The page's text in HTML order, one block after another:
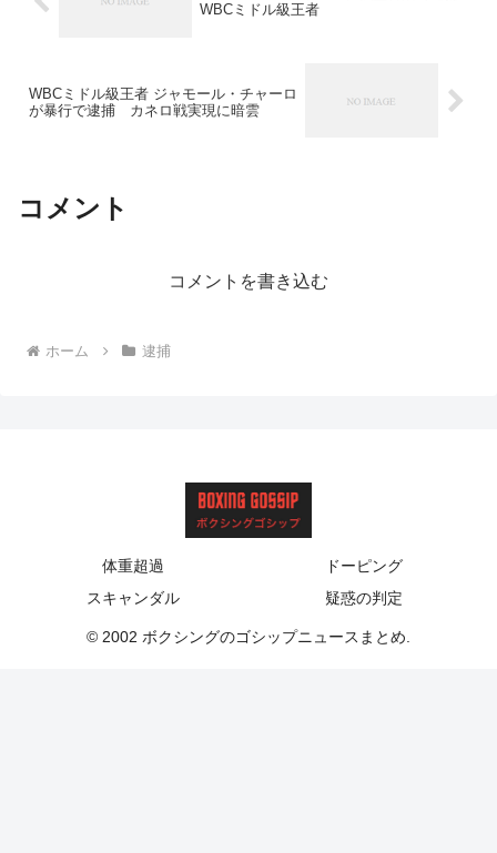
WBCミドル級王者
WBCミドル級王者 ジャモール・チャーロ
が暴行で逮捕 カネロ戦実現に暗雲
コメント
コメントを書き込む
ホーム 逮捕
体重超過
ドーピング
スキャンダル
疑惑の判定
© 2002 ボクシングのゴシップニュースまとめ.